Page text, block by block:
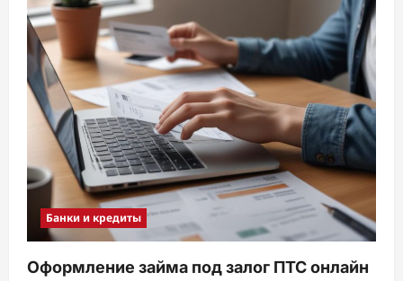
Банки и кредиты
Оформление займа под залог ПТС онлайн